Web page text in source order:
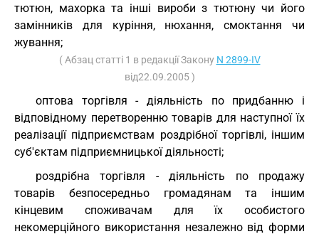
тютюн, махорка та інші вироби з тютюну чи його
замінників для куріння, нюхання, смоктання чи
жування;
( Абзац статті 1 в редакції Закону N 2899-IV
від22.09.2005 )
оптова торгівля - діяльність по придбанню і
відповідному перетворенню товарів для наступної їх
реалізації підприємствам роздрібної торгівлі, іншим
суб'єктам підприємницької діяльності;
роздрібна торгівля - діяльність по продажу
товарів безпосередньо громадянам та іншим
кінцевим споживачам для їх особистого
некомерційного використання незалежно від форми